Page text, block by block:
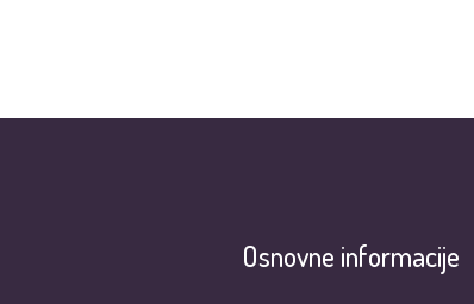
Osnovne informacije